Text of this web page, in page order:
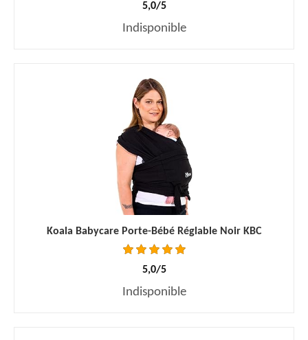
5,0/5
Indisponible
Koala Babycare Porte-Bébé Réglable Noir KBC
5,0/5
Indisponible